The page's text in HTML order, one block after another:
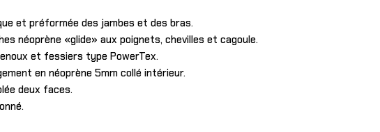
et préformée des jambes et des bras.
néoprène «glide» aux poignets, chevilles et cagoule.
et fessiers type PowerTex.
en néoprène 5mm collé intérieur.
deux faces.